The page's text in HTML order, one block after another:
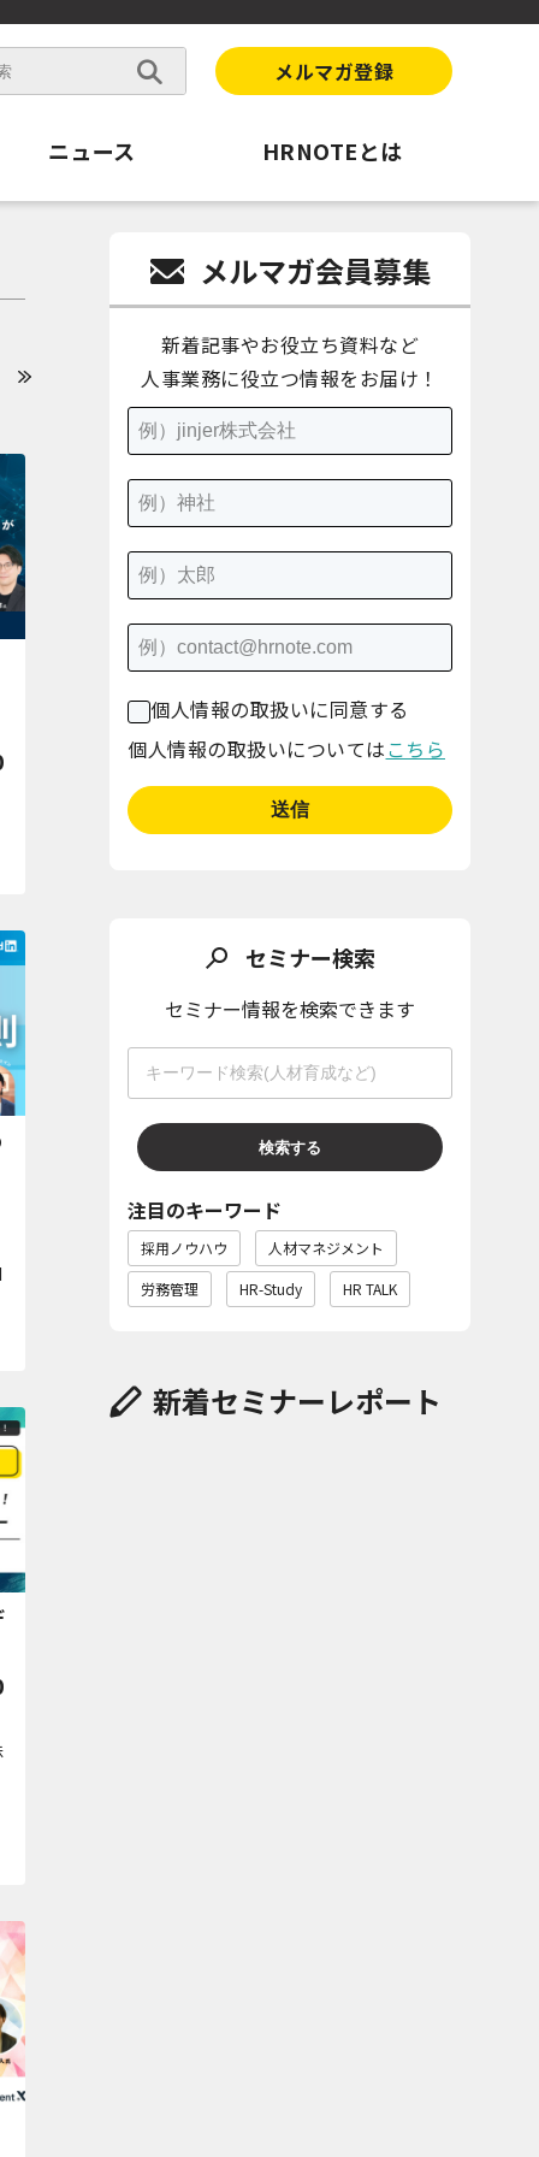
メルマガ登録
ニュース HRNOTEとは
メルマガ会員募集
新着記事やお役立ち資料など
人事業務に役立つ情報をお届け！
個人情報の取扱いに同意する
個人情報の取扱いについては こちら
セミナー検索
セミナー情報を検索できます
検索する
注目のキーワード
採用ノウハウ
人材マネジメント
労務管理
HR-Study HR TALK
新着セミナーレポート